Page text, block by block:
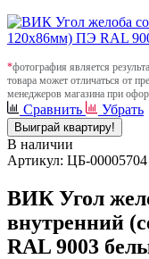
*фотография является
товара может отличаться от
менеджеров магазина при
Сравнить Убрать
Выиграй квартиру!
В наличии
Артикул: ЦБ-00005704
ВИК Угол
внутренний
RAL 9003